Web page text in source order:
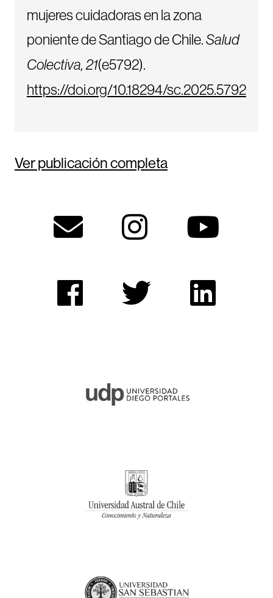
mujeres cuidadoras en la zona
poniente de Santiago de Chile.Salud
Colectiva, 21(e5792).
https://doi.org/10.18294/sc.2025.5792
Ver publicación completa